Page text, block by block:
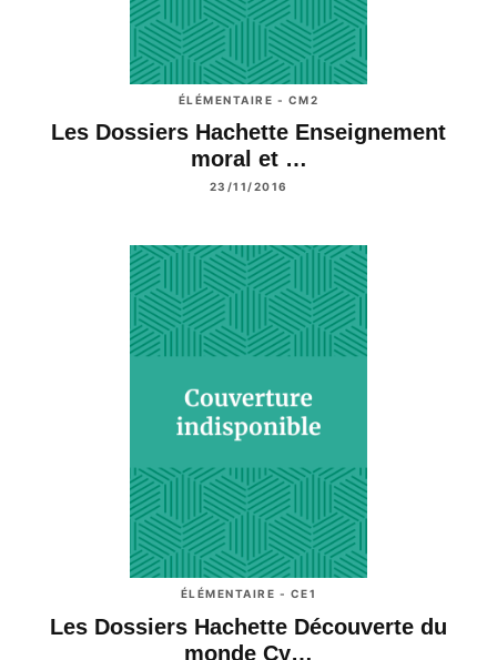
ÉLÉMENTAIRE - CM2
Les Dossiers Hachette Enseignement
moral et …
23/11/2016
ÉLÉMENTAIRE - CE1
Les Dossiers Hachette Découverte du
monde Cy…